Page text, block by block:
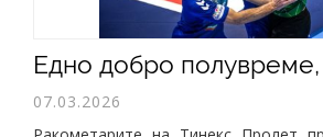
07.03.2026